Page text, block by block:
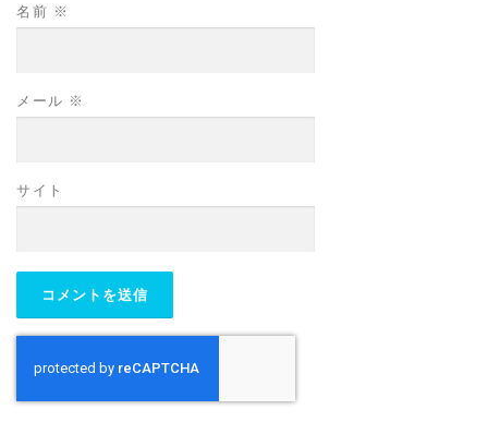
名前 ※
メール ※
サイト